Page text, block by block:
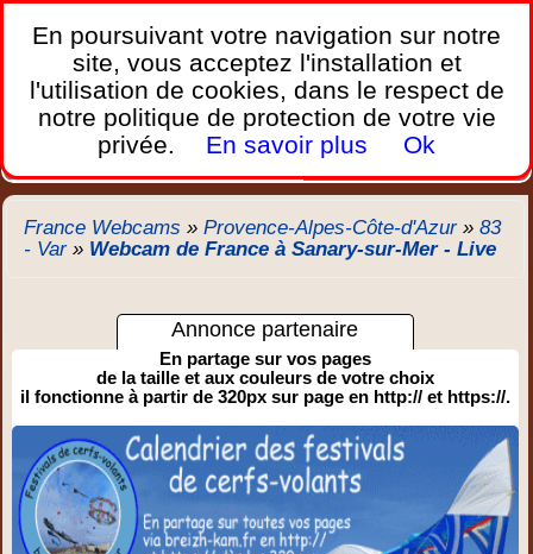
France Webcams,
Les webcams sur mobiles, portables et PC.
Home Bretagne Corse Plages Ports Montagnes
Trafic Chercher New
France Webcams »Provence-Alpes-Côte-d'Azur»83
- Var» Webcam de France à Sanary-sur-Mer - Live
Annonce partenaire
En partage sur vos pages
de la taille et aux couleurs de votre choix
il fonctionne à partir de 320px sur page en http:// et https://.
En poursuivant votre navigation sur notre
site, vous acceptez l'installation et
l'utilisation de cookies, dans le respect de
notre politique de protection de votre vie
privée.
En savoir plus Ok